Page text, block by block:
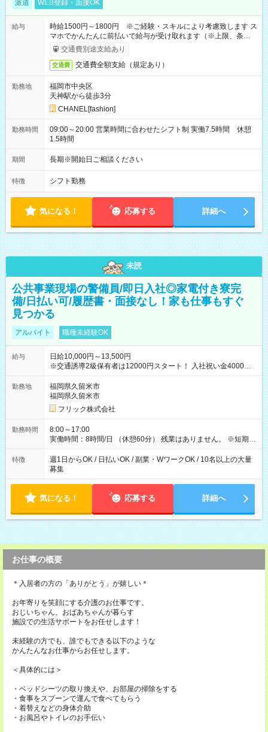
派遣 WEB登録・面接OK
給与
時給1500円～1800円 ※ご経験・スキルにより考慮致します ス
マホでかんたんに前払いで給与が受け取れます（※上限、条件
あり）交通費別途支給あり
交通費 交通費全額支給（規定あり）
勤務地
福岡市中央区
天神駅から徒歩3分
CHANEL[fashion]
勤務時間
09:00～20:00 営業時間に合わせたシフト制 実働7.5時間 休憩
1.5時間
期間 長期※開始日ご相談ください
特徴 シフト勤務
気になる！ 応募する 詳細へ
未読
公共事業現場の警備員/即日入社◎家電付き寮完
備/日払い可/履歴書・面接なし！家も仕事もすぐ
見つかる
アルバイト 職種未経験OK
給与
日給10,000円～13,500円
※交通誘導2級保有者は12000円スタート！ 入社祝い金4000円
【試用期間】試用期間なし
勤務地
福岡県久留米市
福岡県久留米市
フリック株式会社
勤務時間
8:00～17:00
実働時間：8時間/日 （休憩60分） 残業はありません。 ※短期の
募集は行っておりません。予めご了承くださいませ。
特徴
週1日からOK / 日払いOK / 副業・WワークOK / 10名以上の大量
募集
気になる！ 応募する 詳細へ
お仕事の概要
＊入居者の方の「ありがとう」が嬉しい＊
お年寄りを笑顔にする介護のお仕事です。
おじいちゃん、おばあちゃんが暮らす
施設での生活サポートをお任せします！
未経験の方でも、誰でもできる以下のような
かんたんなお仕事からお任せします。
＜具体的には＞
・ベッドシーツの取り換えや、お部屋の掃除をする
・食事をスプーンで運んで食べてもらう
・着替えなどの身体介助
・お風呂やトイレのお手伝い